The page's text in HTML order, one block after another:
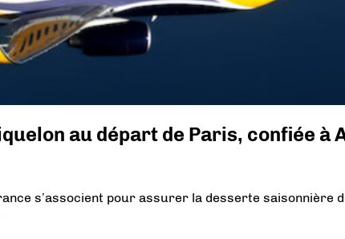
au départ de Paris, confiée à
s’associent pour assurer la desserte saisonnière